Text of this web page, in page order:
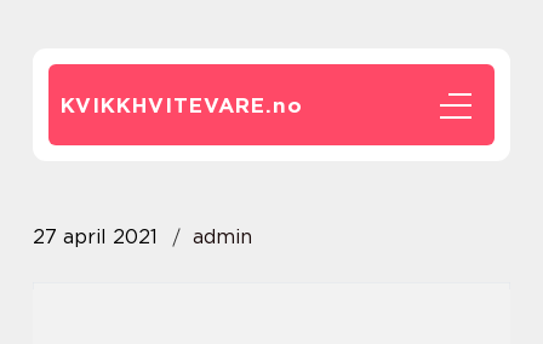
KVIKKHVITEVARE.no
27 april 2021 admin